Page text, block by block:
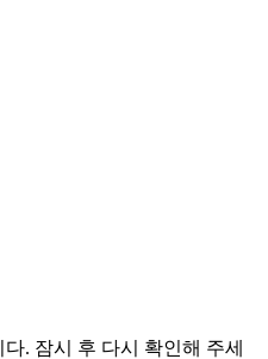
. 잠시 후 다시 확인해 주세